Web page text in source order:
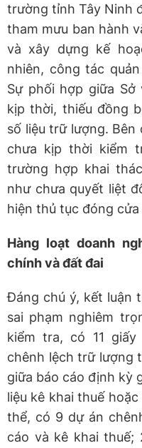
trường tỉnh Tây Ninh
tham mưu ban hành
và xây dựng kế
nhiên, công tác
Sự phối hợp giữa
kịp thời, thiếu đồng
số liệu trữ lượng.
chưa kịp thời kiểm
trường hợp khai
như chưa quyết liệt
hiện thủ tục đóng
Hàng loạt doanh
chính và đất đai
Đáng chú ý, kết luận
sai phạm nghiêm
kiểm tra, có 11
chênh lệch trữ lượng
giữa báo cáo định kỳ
liệu kê khai thuế
thể, có 9 dự án
cáo và kê khai thuế;